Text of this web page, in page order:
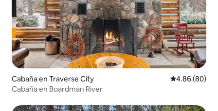
Cabaña en Traverse City Calificación
4.86 (80)
Cabaña en Boardman River